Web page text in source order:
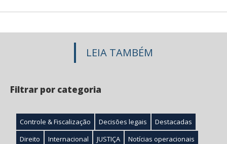
LEIA TAMBÉM
Filtrar por categoria
Controle & Fiscalização Decisões legais
Destacadas
Direito
Internacional JUSTIÇA
Notícias operacionais